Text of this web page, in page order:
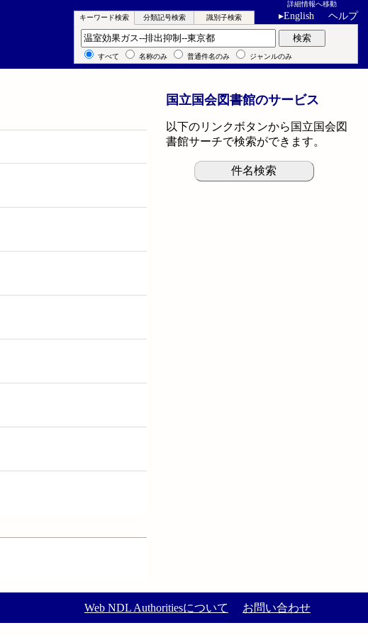
詳細情報へ移動
▸English ヘルプ
キーワード検索 分類記号検索 識別子検索
キーワード検索 検索
すべて 名称のみ 普通件名のみ ジャンルのみ
国立国会図書館のサービス
以下のリンクボタンから国立国会図
書館サーチで検索ができます。
件名検索
Web NDL Authoritiesについて お問い合わせ